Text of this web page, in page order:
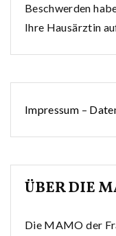
Beschwerden
Ihre Hausärztin
Impressum –
ÜBER DIE
Die MAMO der